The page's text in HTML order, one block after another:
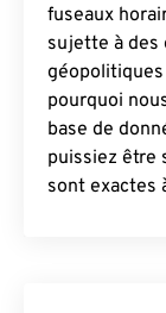
fuseaux
sujette à des
pourquoi
base de
puissiez être
sont exactes